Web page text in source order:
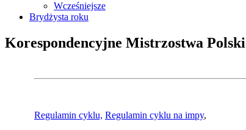
Wcześniejsze
Brydżysta roku
Korespondencyjne Mistrzostwa Polski
Regulamin cyklu, Regulamin cyklu na impy,